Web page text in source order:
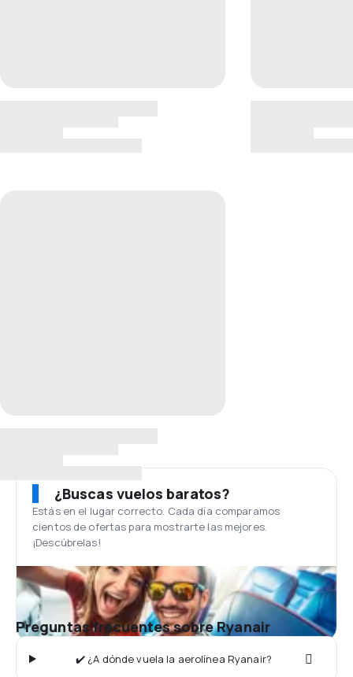
¿Buscas vuelos baratos?
Estás en el lugar correcto. Cada día comparamos
cientos de ofertas para mostrarte las mejores.
¡Descúbrelas!
Preguntas frecuentes sobre Ryanair
✔️ ¿A dónde vuela la aerolínea Ryanair?